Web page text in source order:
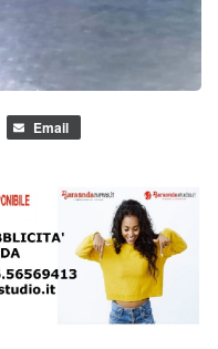
Email